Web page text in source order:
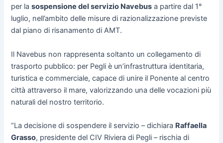
per lasospensione del servizio Navebus a partire dal 1°
luglio, nell’ambito delle misure di razionalizzazione previste
dal piano di risanamento di AMT.
Il Navebus non rappresenta soltanto un collegamento di
trasporto pubblico: per Pegli è un’infrastruttura identitaria,
turistica e commerciale, capace di unire il Ponente al centro
città attraverso il mare, valorizzando una delle vocazioni più
naturali del nostro territorio.
“La decisione di sospendere il servizio – dichiara Raffaella
Grasso, presidente del CIV Riviera di Pegli – rischia di